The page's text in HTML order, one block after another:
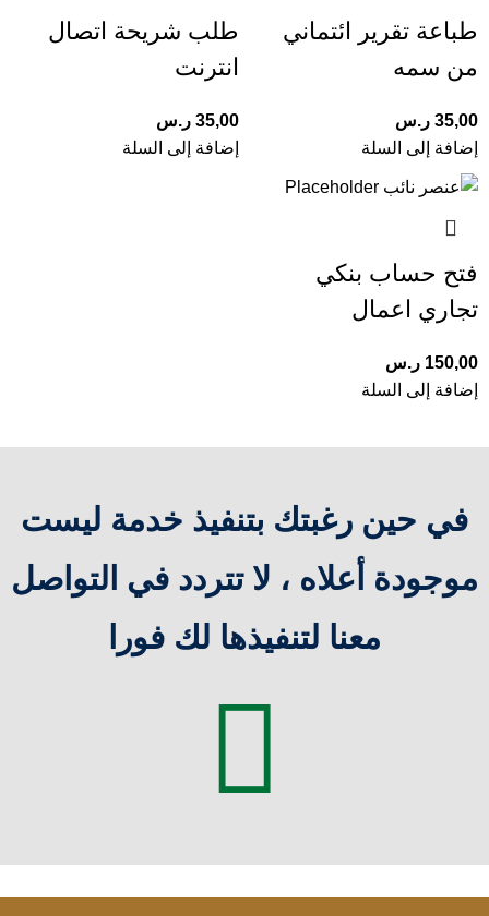
طباعة تقرير ائتماني
من سمه
35,00 ر.س
إضافة إلى السلة
طلب شريحة اتصال
انترنت
35,00 ر.س
إضافة إلى السلة
فتح حساب بنكي
تجاري اعمال
150,00 ر.س
إضافة إلى السلة
في حين رغبتك بتنفيذ خدمة ليست
موجودة أعلاه ، لا تتردد في التواصل
معنا لتنفيذها لك فورا